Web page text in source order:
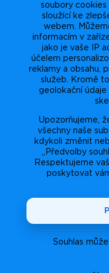
soubory cookies
sloužící ke
webem.
informacím v
jako je vaše IP
účelem
reklamy a obsahu,
služeb. Kromě
geolokační
Upozorňujeme,
všechny naše
kdykoli změnit
„Předvolby
Respektujeme
poskytovat
Souhlas